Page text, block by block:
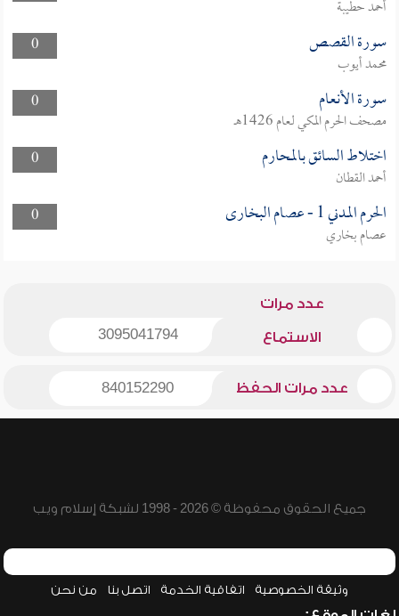
أحمد حطيبة
0
سورة القصص
محمد أيوب
0
سورة الأنعام
مصحف الحرم المكي لعام 1426هـ
0
اختلاط السائق بالمحارم
أحمد القطان
0
الحرم المدني 1 - عصام البخارى
عصام بخاري
عدد مرات
الاستماع 3095041794
عدد مرات الحفظ 840152290
جميع الحقوق محفوظة © 2026 - 1998 لشبكة إسلام ويب
وثيقة الخصوصية اتفاقية الخدمة اتصل بنا من نحن